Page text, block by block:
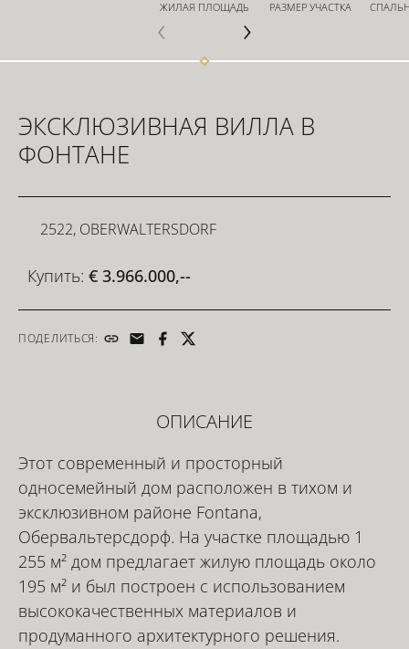
ИНВЕСТОРЫ
ДЛЯ РАЗРАБОТЧИКОВ
СВЯЗАТЬСЯ
ЖИЛАЯ ПЛОЩАДЬ РАЗМЕР УЧАСТКА
ЭКСКЛЮЗИВНАЯ ВИЛЛА В
ФОНТАНЕ
2522, OBERWALTERSDORF
Купить: € 3.966.000,--
ПОДЕЛИТЬСЯ:
ОПИСАНИЕ
Этот современный и просторный
односемейный дом расположен в тихом и
эксклюзивном районе Fontana,
Обервальтерсдорф. На участке площадью 1
255 м² дом предлагает жилую площадь около
195 м² и был построен с использованием
высококачественных материалов и
продуманного архитектурного решения.